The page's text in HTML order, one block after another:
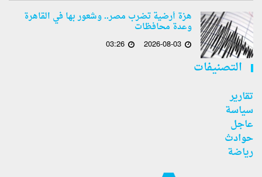
هزة أرضية تضرب مصر.. وشعور بها في القاهرة
وعدة محافظات
2026-08-03
03:26
التصنيفات
تقارير
سياسة
عاجل
حوادث
رياضة